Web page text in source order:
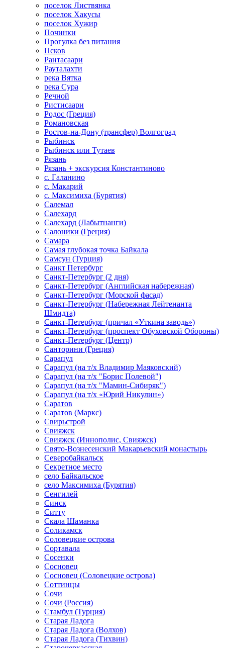
поселок Листвянка
поселок Хакусы
поселок Хужир
Починки
Прогулка без питания
Псков
Рантасаари
Рауталахти
река Вятка
река Сура
Речной
Ристисаари
Родос (Греция)
Романовская
Ростов-на-Дону (трансфер) Волгоград
Рыбинск
Рыбинск или Тутаев
Рязань
Рязань + экскурсия Константиново
с. Галанино
с. Макарий
с. Максимиха (Бурятия)
Салемал
Салехард
Салехард (Лабытнанги)
Салоники (Греция)
Самара
Самая глубокая точка Байкала
Самсун (Турция)
Санкт Петербург
Санкт-Петербург (2 дня)
Санкт-Петербург (Английская набережная)
Санкт-Петербург (Морской фасад)
Санкт-Петербург (Набережная Лейтенанта
Шмидта)
Санкт-Петербург (причал «Уткина заводь»)
Санкт-Петербург (проспект Обуховской Обороны)
Санкт-Петербург (Центр)
Санторини (Греция)
Сарапул
Сарапул (на т/х Владимир Маяковский)
Сарапул (на т/х "Борис Полевой")
Сарапул (на т/х "Мамин-Сибиряк")
Сарапул (на т/х «Юрий Никулин»)
Саратов
Саратов (Маркс)
Свирьстрой
Свияжск
Свияжск (Иннополис, Свияжск)
Свято-Вознесенский Макарьевский монастырь
Северобайкальск
Секретное место
село Байкальское
село Максимиха (Бурятия)
Сенгилей
Синск
Ситту
Скала Шаманка
Соликамск
Соловецкие острова
Сортавала
Сосенки
Сосновец
Сосновец (Соловецкие острова)
Соттинцы
Сочи
Сочи (Россия)
Стамбул (Турция)
Старая Ладога
Старая Ладога (Волхов)
Старая Ладога (Тихвин)